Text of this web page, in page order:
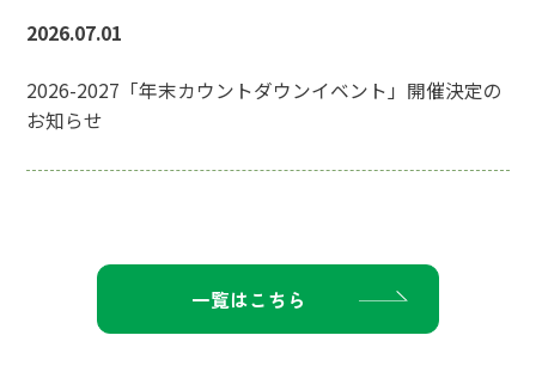
2026.07.01
2026-2027「年末カウントダウンイベント」開催決定の
お知らせ
一覧はこちら